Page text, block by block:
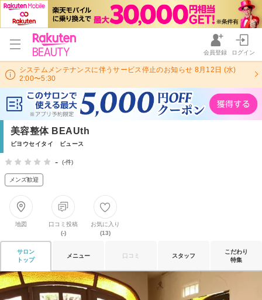
会員登録 ログイン
システムメンテナンスに伴うサービス停止のお知らせ 8月12日 (水)
2:00〜5:30
美容整体 BEAUth
ビヨウセイタイ ビュース
- (-件)
メンズ歓迎
地図
口コミ投稿
(-)
お気に入り
(13)
サロン
トップ
メニュー 口コミ スタッフ
こだわり
特集